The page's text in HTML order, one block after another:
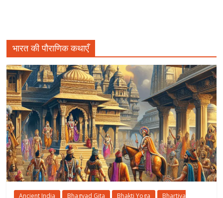
भारत की पौराणिक कथाएँ
Ancient India Bhagvad Gita Bhakti Yoga
Bhartiya